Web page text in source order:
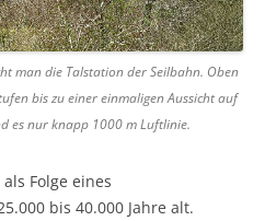
man die Talstation der Seilbahn. Oben
bis zu einer einmaligen Aussicht auf
es nur knapp 1000 m Luftlinie.
Folge eines
bis 40.000 Jahre alt.